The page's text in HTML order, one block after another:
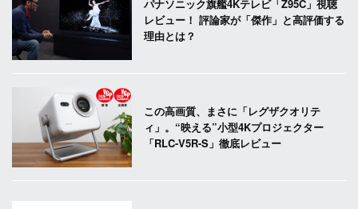
パナソニック旗艦4Kテレビ「Z95C」視聴
レビュー！ 評論家が「傑作」と高評価する
理由とは？
この高画質、まさに「レグザクオリテ
ィ」。“映える”小型4Kプロジェクター
「RLC-V5R-S」徹底レビュー